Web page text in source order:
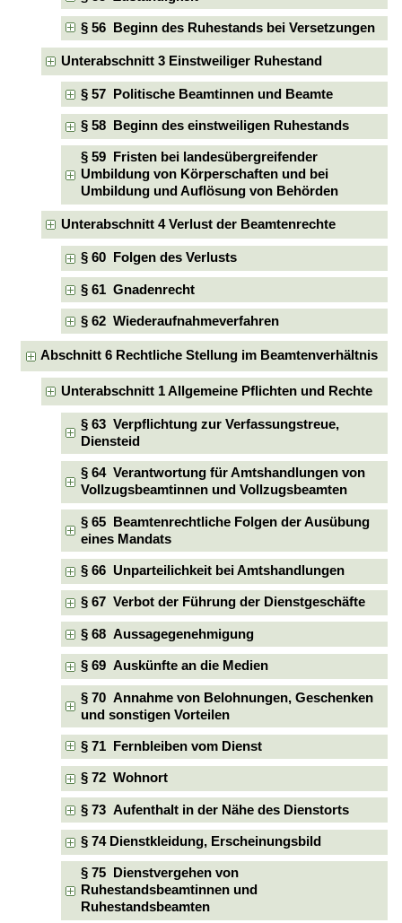
§ 56 Beginn des Ruhestands bei Versetzungen
Unterabschnitt 3 Einstweiliger Ruhestand
§ 57 Politische Beamtinnen und Beamte
§ 58 Beginn des einstweiligen Ruhestands
§ 59 Fristen bei landesübergreifender
Umbildung von Körperschaften und bei
Umbildung und Auflösung von Behörden
Unterabschnitt 4 Verlust der Beamtenrechte
§ 60 Folgen des Verlusts
§ 61 Gnadenrecht
§ 62 Wiederaufnahmeverfahren
Abschnitt 6 Rechtliche Stellung im Beamtenverhältnis
Unterabschnitt 1 Allgemeine Pflichten und Rechte
§ 63 Verpflichtung zur Verfassungstreue,
Diensteid
§ 64 Verantwortung für Amtshandlungen von
Vollzugsbeamtinnen und Vollzugsbeamten
§ 65 Beamtenrechtliche Folgen der Ausübung
eines Mandats
§ 66 Unparteilichkeit bei Amtshandlungen
§ 67 Verbot der Führung der Dienstgeschäfte
§ 68 Aussagegenehmigung
§ 69 Auskünfte an die Medien
§ 70 Annahme von Belohnungen, Geschenken
und sonstigen Vorteilen
§ 71 Fernbleiben vom Dienst
§ 72 Wohnort
§ 73 Aufenthalt in der Nähe des Dienstorts
§ 74 Dienstkleidung, Erscheinungsbild
§ 75 Dienstvergehen von
Ruhestandsbeamtinnen und
Ruhestandsbeamten